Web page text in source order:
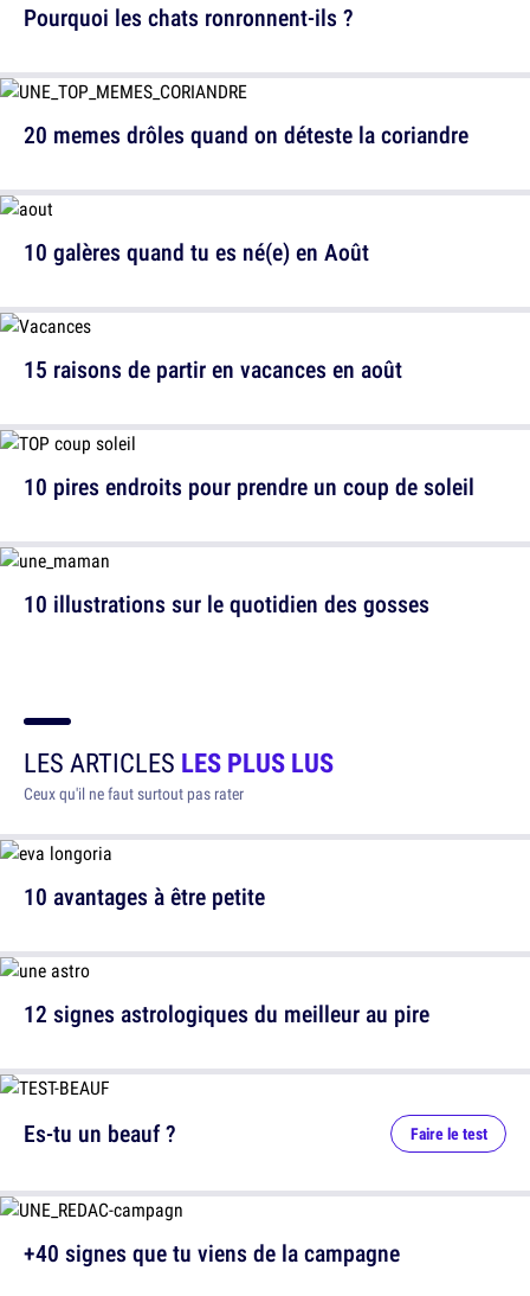
Pourquoi les chats ronronnent-ils ?
10 galères quand tu es né(e) en Août
10 pires endroits pour prendre un coup de soleil
20 memes drôles quand on déteste la coriandre
15 raisons de partir en vacances en août
10 illustrations sur le quotidien des gosses
LES ARTICLES LES PLUS LUS
Ceux qu'il ne faut surtout pas rater
10 avantages à être petite
12 signes astrologiques du meilleur au pire
Es-tu un beauf ? Faire le test
+40 signes que tu viens de la campagne